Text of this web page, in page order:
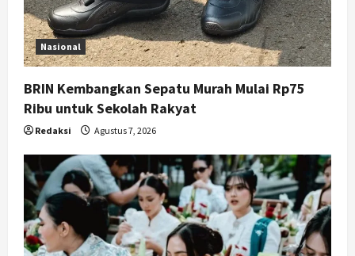
Nasional
BRIN Kembangkan Sepatu Murah Mulai Rp75
Ribu untuk Sekolah Rakyat
Redaksi Agustus 7, 2026